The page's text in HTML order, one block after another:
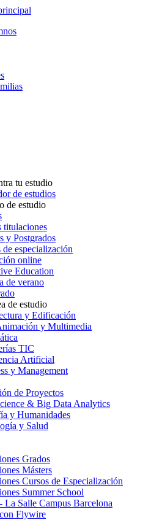
tu estudio
de estudios
de estudio
titulaciones
y Postgrados
de especialización
online
Education
de verano
de estudio
y Edificación
y Multimedia
TIC
Artificial
y Management
de Proyectos
& Big Data Analytics
y Humanidades
y Salud
Grados
Másters
Cursos de Especialización
Summer School
La Salle Campus Barcelona
Flywire